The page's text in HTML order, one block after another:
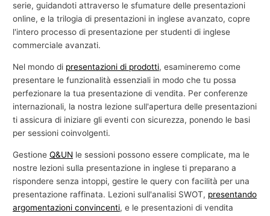
serie, guidandoti attraverso le sfumature delle presentazioni
online, e la trilogia di presentazioni in inglese avanzato, copre
l'intero processo di presentazione per studenti di inglese
commerciale avanzati.
Nel mondo di presentazioni di prodotti, esamineremo come
presentare le funzionalità essenziali in modo che tu possa
perfezionare la tua presentazione di vendita. Per conferenze
internazionali, la nostra lezione sull'apertura delle presentazioni
ti assicura di iniziare gli eventi con sicurezza, ponendo le basi
per sessioni coinvolgenti.
GestioneQ&UN le sessioni possono essere complicate, ma le
nostre lezioni sulla presentazione in inglese ti preparano a
rispondere senza intoppi, gestire le query con facilità per una
presentazione raffinata. Lezioni sull'analisi SWOT, presentando
argomentazioni convincenti, e le presentazioni di vendita